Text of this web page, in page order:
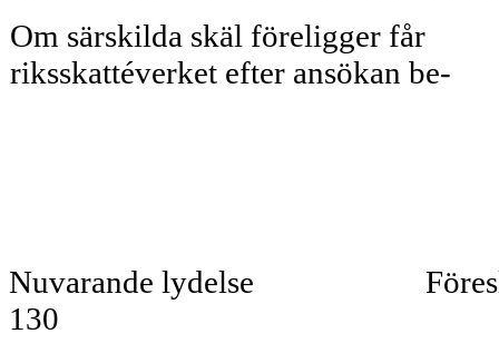
Om särskilda skäl föreligger får
riksskattéverket efter ansökan be-
Nuvarande lydelse
130